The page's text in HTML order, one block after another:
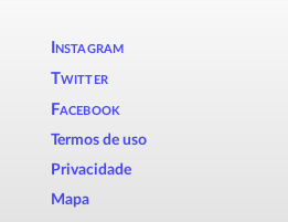
Instagram
Twitter
Facebook
Termos de uso
Privacidade
Mapa